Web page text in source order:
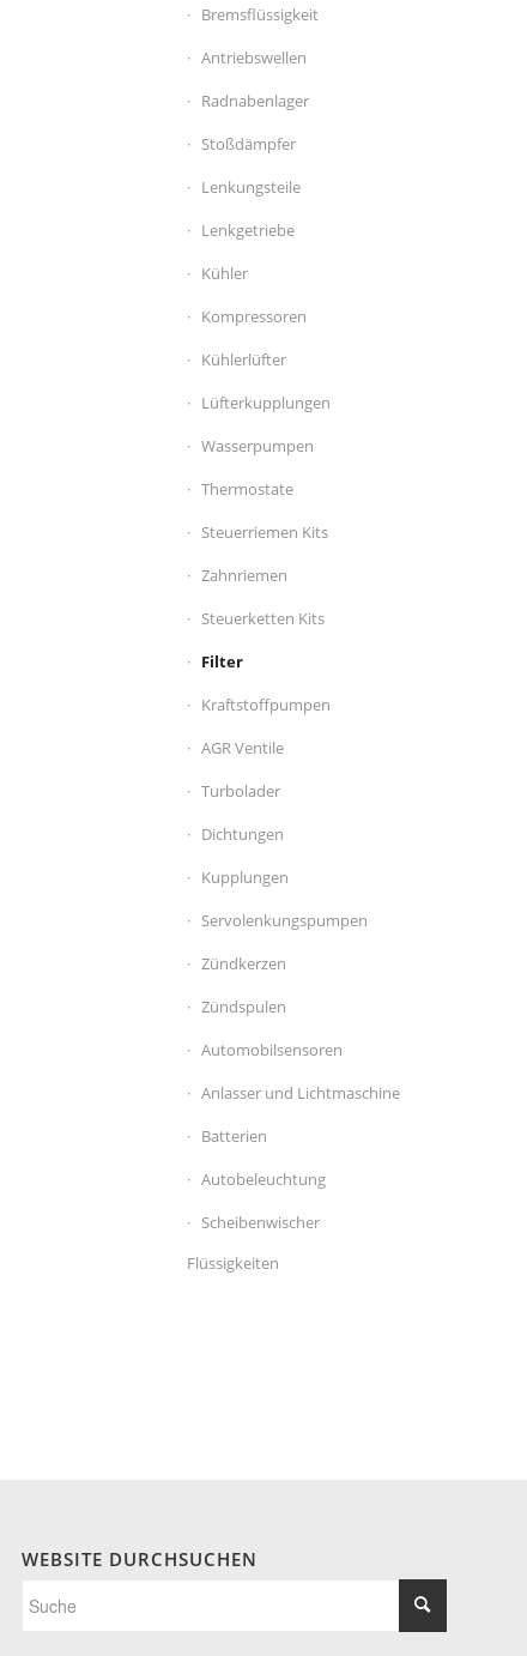
Bremsflüssigkeit
Antriebswellen
Radnabenlager
Stoßdämpfer
Lenkungsteile
Lenkgetriebe
Kühler
Kompressoren
Kühlerlüfter
Lüfterkupplungen
Wasserpumpen
Thermostate
Steuerriemen Kits
Zahnriemen
Steuerketten Kits
Filter
Kraftstoffpumpen
AGR Ventile
Turbolader
Dichtungen
Kupplungen
Servolenkungspumpen
Zündkerzen
Zündspulen
Automobilsensoren
Anlasser und Lichtmaschine
Batterien
Autobeleuchtung
Scheibenwischer
Flüssigkeiten
WEBSITE DURCHSUCHEN